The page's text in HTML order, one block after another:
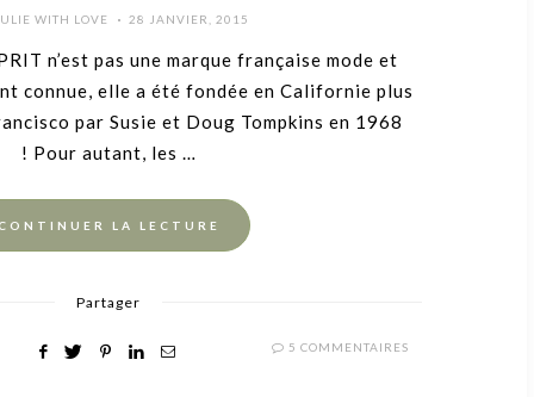
WITH LOVE
POSTED
28 JANVIER, 2015
n’est pas une marque française mode et
connue, elle a été fondée en Californie plus
par Susie et Doug Tompkins en 1968
! Pour autant, les …
CONTINUER LA LECTURE
Partager
5 COMMENTAIRES